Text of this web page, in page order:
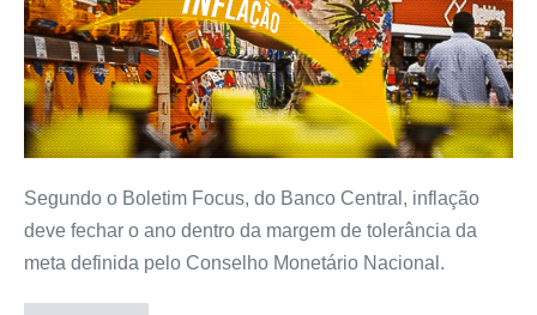
Segundo o Boletim Focus, do Banco Central, inflação
deve fechar o ano dentro da margem de tolerância da
meta definida pelo Conselho Monetário Nacional.